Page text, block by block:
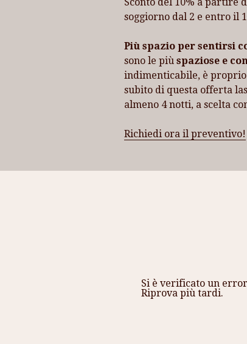
soggiorno dal 2 e entro il
Più spazio per sentirsi
sono le più spaziose e
indimenticabile, è
subito di questa offerta
almeno 4 notti, a scelta
Richiedi ora il preventivo!
Si è verificato un
Riprova più tardi.